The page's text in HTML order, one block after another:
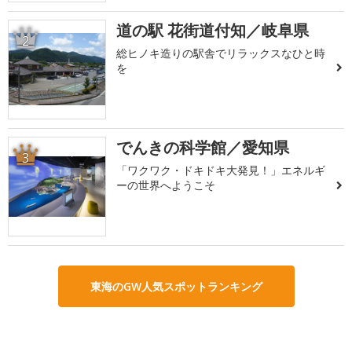
2 道の駅 花街道付知／岐阜県
総ヒノキ造りの駅舎でリラックスなひと時
を
3 でんきの科学館／愛知県
「ワクワク・ドキドキ大発見！」エネルギ
ーの世界へようこそ
東海のGW人気スポットランキング